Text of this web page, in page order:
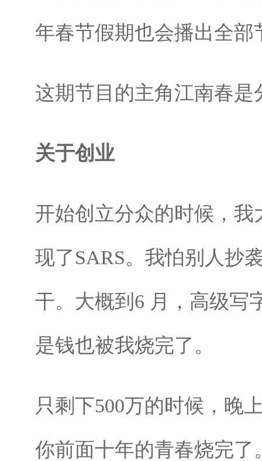
年春节假期也会播出全部
这期节目的主角江南春
关于创业
开始创立分众的时候，我
现了SARS。我怕别人抄
干。大概到6 月，高级写
是钱也被我烧完了。
只剩下500万的时候，晚
你前面十年的青春烧完